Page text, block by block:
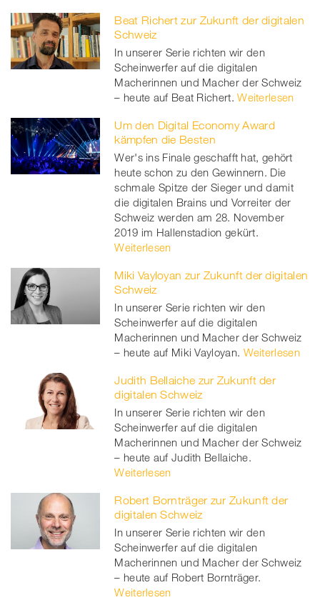
Beat Richert zur Zukunft der digitalen
Schweiz
In unserer Serie richten wir den
Scheinwerfer auf die digitalen
Macherinnen und Macher der Schweiz
– heute auf Beat Richert. Weiterlesen
Um den Digital Economy Award
kämpfen die Besten
Wer's ins Finale geschafft hat, gehört
heute schon zu den Gewinnern. Die
schmale Spitze der Sieger und damit
die digitalen Brains und Vorreiter der
Schweiz werden am 28. November
2019 im Hallenstadion gekürt.
Weiterlesen
Miki Vayloyan zur Zukunft der digitalen
Schweiz
In unserer Serie richten wir den
Scheinwerfer auf die digitalen
Macherinnen und Macher der Schweiz
– heute auf Miki Vayloyan. Weiterlesen
Judith Bellaiche zur Zukunft der
digitalen Schweiz
In unserer Serie richten wir den
Scheinwerfer auf die digitalen
Macherinnen und Macher der Schweiz
– heute auf Judith Bellaiche.
Weiterlesen
Robert Bornträger zur Zukunft der
digitalen Schweiz
In unserer Serie richten wir den
Scheinwerfer auf die digitalen
Macherinnen und Macher der Schweiz
– heute auf Robert Bornträger.
Weiterlesen